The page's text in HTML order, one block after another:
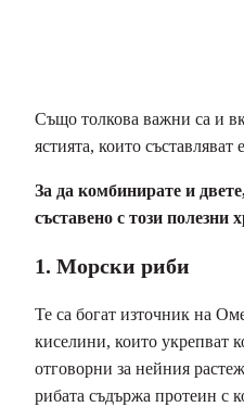
Също толкова важни са и
ястията, които
За да комбинирате и
съставено с този полезни
1. Морски риби
Те са богат източник на
киселини, които укрепват
отговорни за нейния
рибата съдържа протеин с